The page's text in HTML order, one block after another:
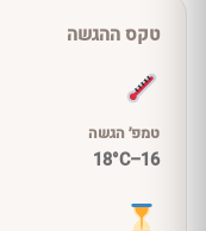
טקס ההגשה
טמפ׳ הגשה
16–18°C